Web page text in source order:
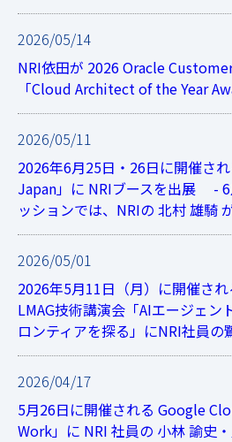
2026/05/14
NRI依田が 2026 Oracle
「Cloud Architect of the Year
2026/05/11
2026年6月25日・26日に開催さ
Japan」に NRIブースを出展 - 6
ッションでは、NRIの 北村 雄騎
2026/05/01
2026年5月11日（月）に開催さ
LMAG技術講演会「AIエージェン
ロンティアを探る」にNRI社員
2026/04/17
5月26日に開催される Google
Work」に NRI 社員の 小林 諭史